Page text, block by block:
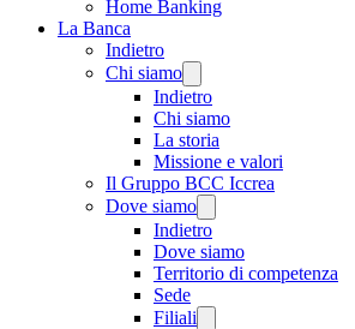
Home Banking
La Banca
Indietro
Chi siamo
Indietro
Chi siamo
La storia
Missione e valori
Il Gruppo BCC Iccrea
Dove siamo
Indietro
Dove siamo
Territorio di competenza
Sede
Filiali